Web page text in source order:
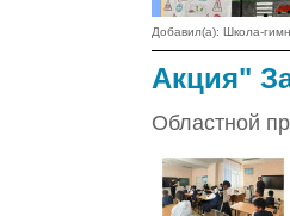
Добавил(а): Школа-
Акция"
Областной